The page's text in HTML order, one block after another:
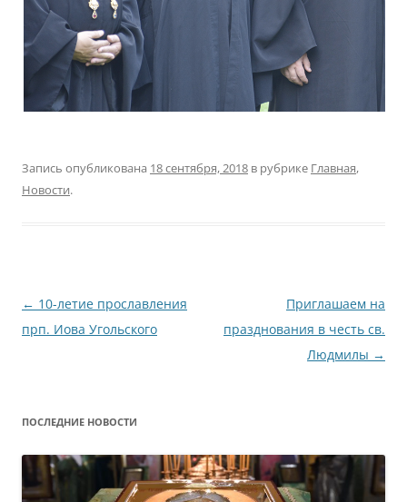
Запись опубликована 18 сентября, 2018 в рубрике Главная,
Новости.
Навигация
по
← 10-летие прославления
прп. Иова Угольского
Приглашаем на
празднования в честь св.
Людмилы →
ПОСЛЕДНИЕ НОВОСТИ